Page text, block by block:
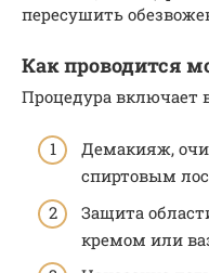
пересушить
Как проводится
Процедура включает
Демакияж,
спиртовым
Защита
кремом или